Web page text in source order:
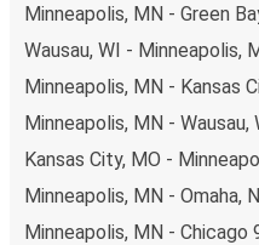
Minneapolis, MN - Green
Wausau, WI - Minneapolis,
Minneapolis, MN - Kansas
Minneapolis, MN - Wausau,
Kansas City, MO -
Minneapolis, MN - Omaha,
Minneapolis, MN - Chicago